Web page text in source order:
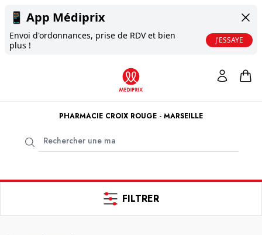
📱 App Médiprix
Envoi d'ordonnances, prise de RDV et bien
plus !
J'ESSAYE
PHARMACIE CROIX ROUGE - MARSEILLE
FILTRER